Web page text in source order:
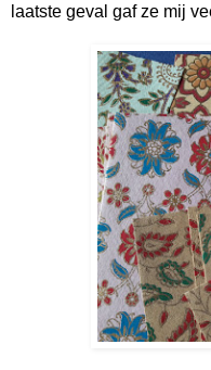
laatste geval gaf ze mij